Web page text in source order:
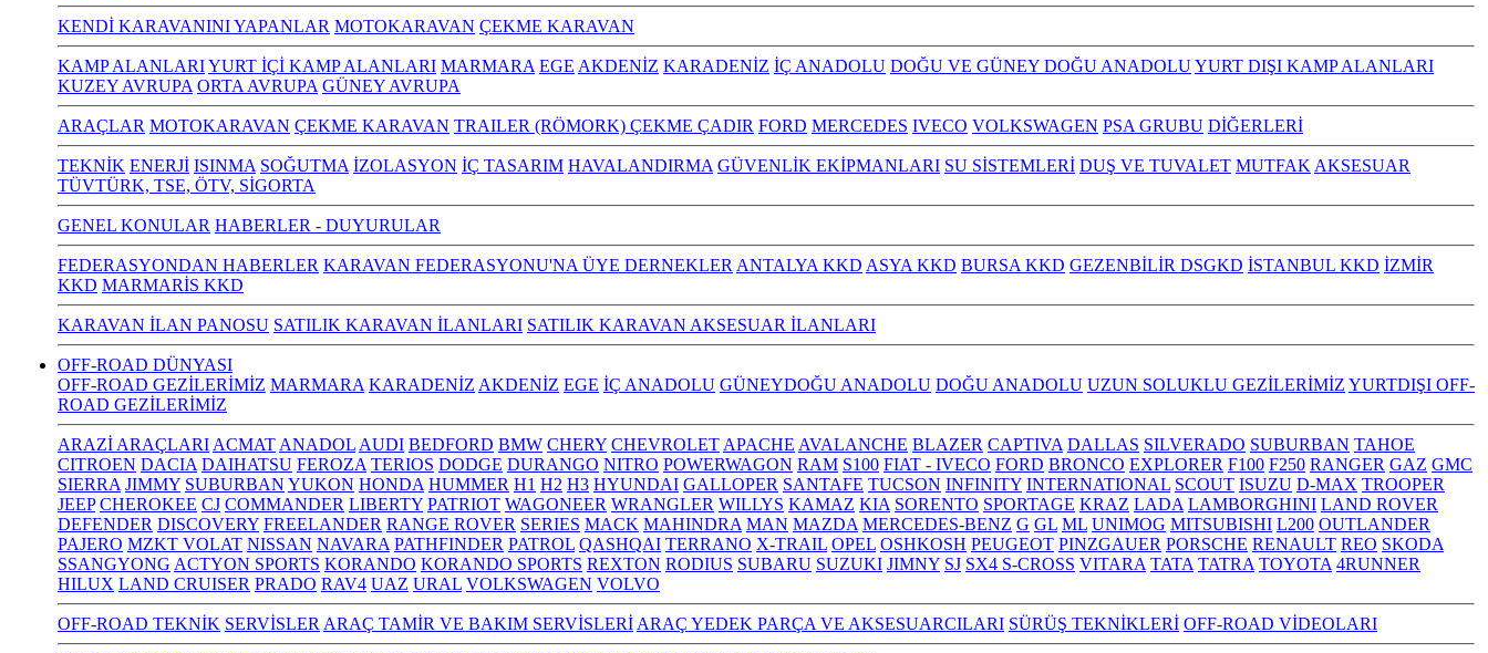
KENDİ KARAVANINI YAPANLAR MOTOKARAVAN ÇEKME KARAVAN
KAMP ALANLARIYURT İÇİ KAMP ALANLARI MARMARA EGE AKDENİZ KARADENİZ İÇ ANADOLU DOĞU VE GÜNEY DOĞU ANADOLUYURT DIŞI KAMP ALANLARI
KUZEY AVRUPA ORTA AVRUPA GÜNEY AVRUPA
ARAÇLAR MOTOKARAVAN ÇEKME KARAVAN TRAILER (RÖMORK) ÇEKME ÇADIR FORD MERCEDES IVECO VOLKSWAGEN PSA GRUBU DİĞERLERİ
TEKNİK ENERJİ ISINMA SOĞUTMA İZOLASYON İÇ TASARIM HAVALANDIRMA GÜVENLİK EKİPMANLARI SU SİSTEMLERİ DUŞ VE TUVALET MUTFAK AKSESUAR
TÜVTÜRK, TSE, ÖTV, SİGORTA
GENEL KONULAR HABERLER - DUYURULAR
FEDERASYONDAN HABERLER KARAVAN FEDERASYONU'NA ÜYE DERNEKLER ANTALYA KKD ASYA KKD BURSA KKD GEZENBİLİR DSGKD İSTANBUL KKD İZMİR
KKD MARMARİS KKD
KARAVAN İLAN PANOSU SATILIK KARAVAN İLANLARI SATILIK KARAVAN AKSESUAR İLANLARI
OFF-ROAD DÜNYASI
OFF-ROAD GEZİLERİMİZ MARMARA KARADENİZ AKDENİZ EGE İÇ ANADOLU GÜNEYDOĞU ANADOLU DOĞU ANADOLU UZUN SOLUKLU GEZİLERİMİZ YURTDIŞI OFF-
ROAD GEZİLERİMİZ
ARAZİ ARAÇLARI ACMAT ANADOL AUDI BEDFORD BMW CHERY CHEVROLET APACHE AVALANCHE BLAZER CAPTIVA DALLAS SILVERADO SUBURBAN TAHOE
CITROEN DACIA DAIHATSU FEROZA TERIOS DODGE DURANGO NITRO POWERWAGON RAM S100 FIAT - IVECO FORD BRONCO EXPLORER F100 F250 RANGER GAZ GMC
SIERRA JIMMY SUBURBAN YUKON HONDA HUMMER H1 H2 H3 HYUNDAI GALLOPER SANTAFE TUCSON INFINITY INTERNATIONAL SCOUT ISUZU D-MAX TROOPER
JEEP CHEROKEE CJ COMMANDER LIBERTY PATRIOT WAGONEER WRANGLER WILLYS KAMAZ KIA SORENTO SPORTAGE KRAZ LADA LAMBORGHINI LAND ROVER
DEFENDER DISCOVERY FREELANDER RANGE ROVER SERIES MACK MAHINDRA MAN MAZDA MERCEDES-BENZ G GL ML UNIMOG MITSUBISHI L200 OUTLANDER
PAJERO MZKT VOLAT NISSAN NAVARA PATHFINDER PATROL QASHQAI TERRANO X-TRAIL OPEL OSHKOSH PEUGEOT PINZGAUER PORSCHE RENAULT REO SKODA
SSANGYONG ACTYON SPORTS KORANDO KORANDO SPORTS REXTON RODIUS SUBARU SUZUKI JIMNY SJ SX4 S-CROSS VITARA TATA TATRA TOYOTA 4RUNNER
HILUX LAND CRUISER PRADO RAV4 UAZ URAL VOLKSWAGEN VOLVO
OFF-ROAD TEKNİK SERVİSLER ARAÇ TAMİR VE BAKIM SERVİSLERİ ARAÇ YEDEK PARÇA VE AKSESUARCILARI SÜRÜŞ TEKNİKLERİ OFF-ROAD VİDEOLARI